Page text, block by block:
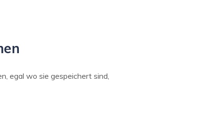
egal wo sie gespeichert sind,